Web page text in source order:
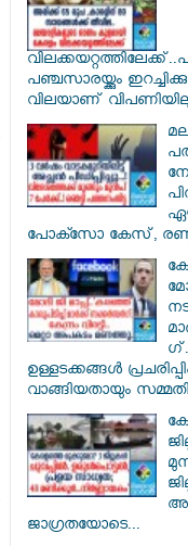
പഞ്ചസാരയ്ക്കും
വിലയാണ്
പോക്സോ കേസ്,
ഉള്ളടക്കങ്ങൾ
വാങ്ങിയതായും
ജാഗ്രതയോടെ...